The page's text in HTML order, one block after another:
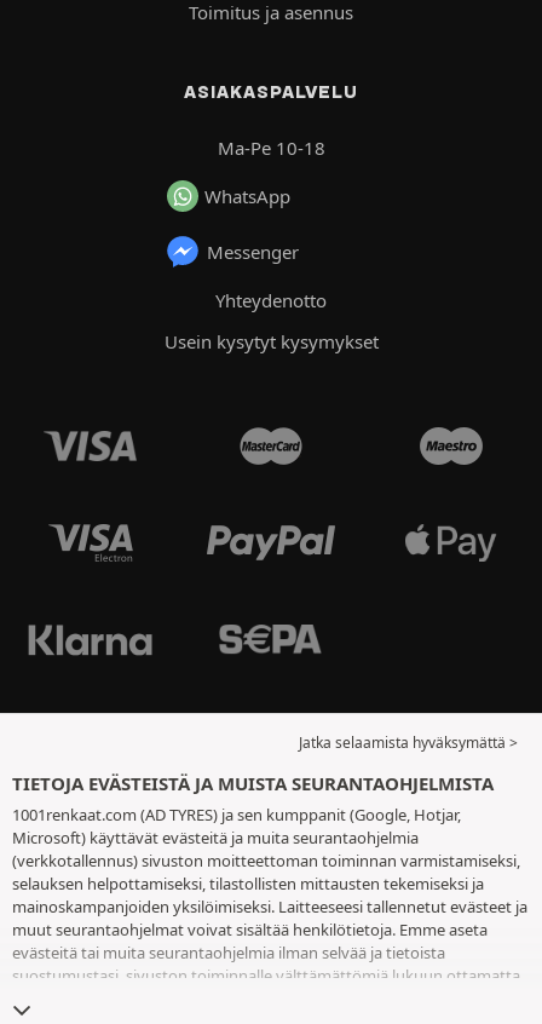
Toimitus ja asennus
ASIAKASPALVELU
Ma-Pe 10-18
WhatsApp
Messenger
Yhteydenotto
Usein kysytyt kysymykset
Jatka selaamista hyväksymättä >
TIETOJA EVÄSTEISTÄ JA MUISTA SEURANTAOHJELMISTA
1001renkaat.com (AD TYRES) ja sen kumppanit (Google, Hotjar,
Microsoft) käyttävät evästeitä ja muita seurantaohjelmia
(verkkotallennus) sivuston moitteettoman toiminnan varmistamiseksi,
selauksen helpottamiseksi, tilastollisten mittausten tekemiseksi ja
mainoskampanjoiden yksilöimiseksi. Laitteeseesi tallennetut evästeet ja
muut seurantaohjelmat voivat sisältää henkilötietoja. Emme aseta
evästeitä tai muita seurantaohjelmia ilman selvää ja tietoista
suostumustasi, sivuston toiminnalle välttämättömiä lukuun ottamatta.